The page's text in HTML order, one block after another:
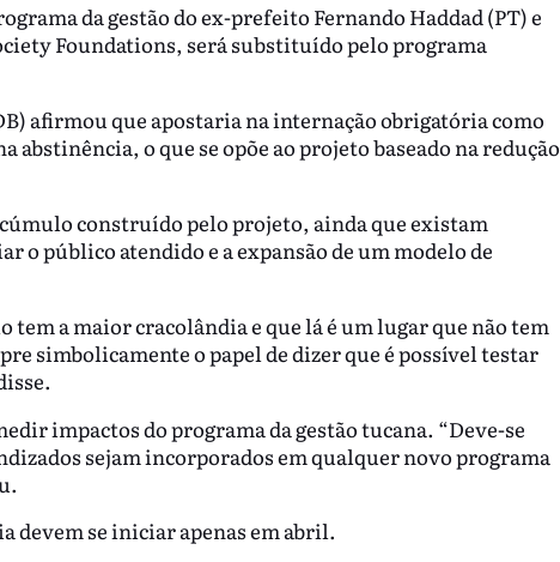
da gestão do ex-prefeito Fernando Haddad (PT) e
Foundations, será substituído pelo programa
afirmou que apostaria na internação obrigatória como
abstinência, o que se opõe ao projeto baseado na redução
construído pelo projeto, ainda que existam
o público atendido e a expansão de um modelo de
tem a maior cracolândia e que lá é um lugar que não tem
simbolicamente o papel de dizer que é possível testar
impactos do programa da gestão tucana. “Deve-se
sejam incorporados em qualquer novo programa
devem se iniciar apenas em abril.